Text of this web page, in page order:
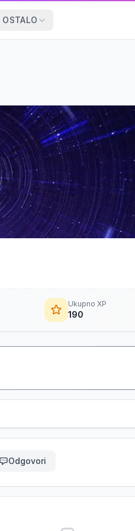
OSTALO
Ukupno XP
190
Odgovori